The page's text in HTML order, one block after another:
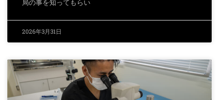
局の事を知ってもらい
2026年3月31日